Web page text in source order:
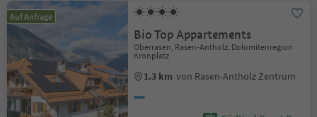
Auf Anfrage
Bio Top Appartements
Oberrasen, Rasen-Antholz, Dolomitenregion
Kronplatz
1.3 km von Rasen-Antholz Zentrum